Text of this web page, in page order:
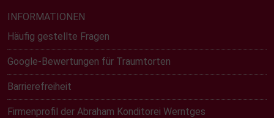
INFORMATIONEN
Häufig gestellte Fragen
Google-Bewertungen für Traumtorten
Barrierefreiheit
Firmenprofil der Abraham Konditorei Werntges